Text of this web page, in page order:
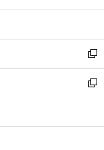
開
ウ
開
く
ン
ウ
で
開
く
ウ
ン
ド
ウ
で
し
ウ
ィ
ン
ド
開
新
し
い
ン
新
ウ